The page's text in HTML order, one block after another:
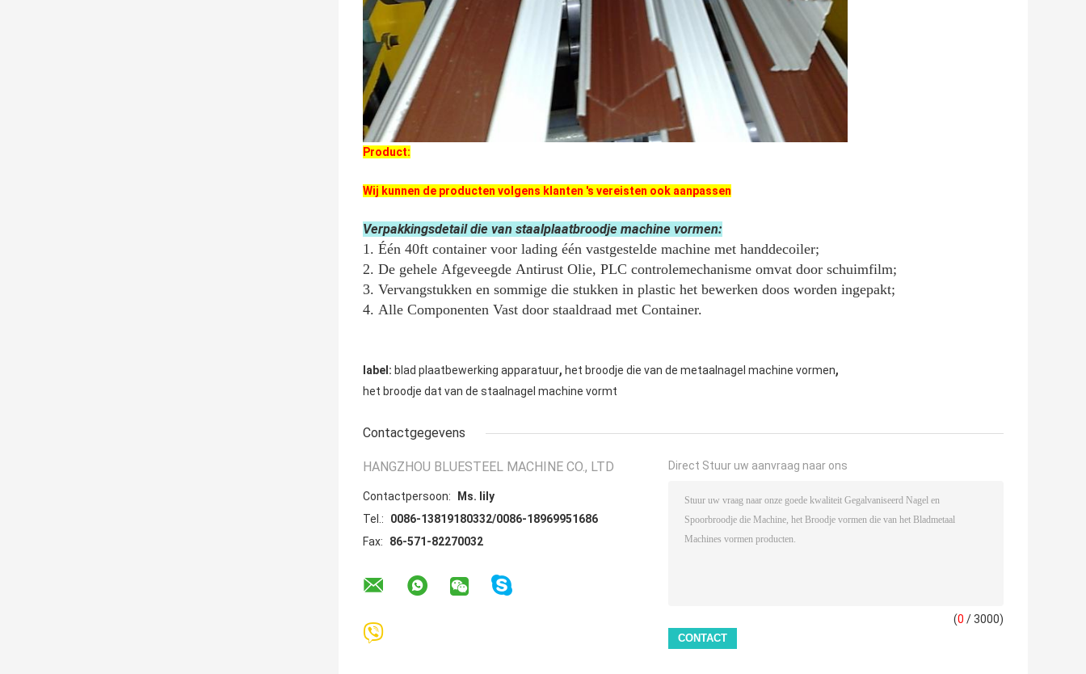
Product:
Wij kunnen de producten volgens klanten 's vereisten ook aanpassen
Verpakkingsdetail die van staalplaatbroodje machine vormen:
1. Één 40ft container voor lading één vastgestelde machine met handdecoiler;
2. De gehele Afgeveegde Antirust Olie, PLC controlemechanisme omvat door schuimfilm;
3. Vervangstukken en sommige die stukken in plastic het bewerken doos worden ingepakt;
4. Alle Componenten Vast door staaldraad met Container.
label: blad plaatbewerking apparatuur, het broodje die van de metaalnagel machine vormen,
het broodje dat van de staalnagel machine vormt
Contactgegevens
HANGZHOU BLUESTEEL MACHINE CO., LTD
Contactpersoon:
Ms. lily
Tel.:
0086-13819180332/0086-18969951686
Fax:
86-571-82270032
Direct Stuur uw aanvraag naar ons
(0 / 3000)